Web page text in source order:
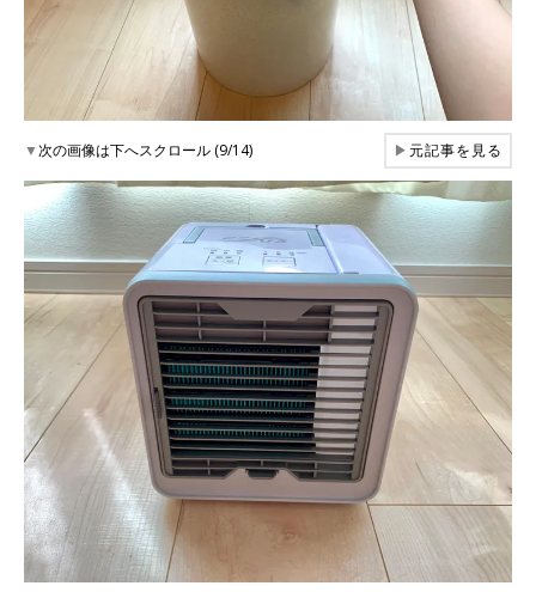
▼次の画像は下へスクロール (9/14) ▶元記事を見る